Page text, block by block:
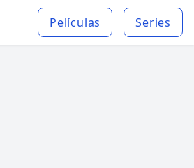
Películas Series